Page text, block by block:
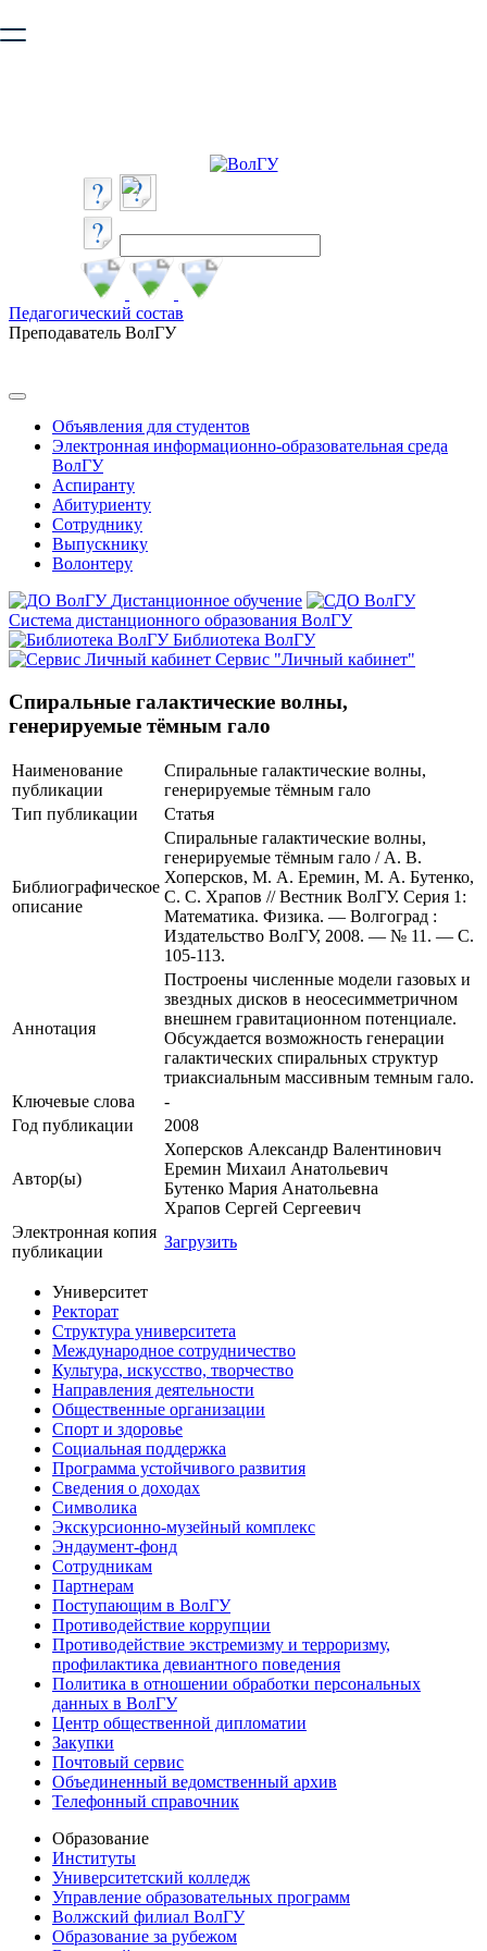
безопасную работу с сайтом. Пожалуйста
Педагогический состав
Преподаватель ВолГУ
Объявления для студентов
Электронная информационно-образовательная среда
ВолГУ
Аспиранту
Абитуриенту
Сотруднику
Выпускнику
Волонтеру
Дистанционное обучение
Система дистанционного образования ВолГУ
Библиотека ВолГУ
Сервис "Личный кабинет"
Спиральные галактические волны,
генерируемые тёмным гало
Наименование
публикации
Спиральные галактические волны,
генерируемые тёмным гало
Тип публикации
Статья
Библиографическое
описание
Спиральные галактические волны,
генерируемые тёмным гало / А. В.
Хоперсков, М. А. Еремин, М. А. Бутенко,
С. С. Храпов // Вестник ВолГУ. Серия 1:
Математика. Физика. — Волгоград :
Издательство ВолГУ, 2008. — № 11. — С.
105-113.
Аннотация
Построены численные модели газовых и
звездных дисков в неосесимметричном
внешнем гравитационном потенциале.
Обсуждается возможность генерации
галактических спиральных структур
триаксиальным массивным темным гало.
Ключевые cлова
-
Год публикации
2008
Автор(ы)
Хоперсков Александр Валентинович
Еремин Михаил Анатольевич
Бутенко Мария Анатольевна
Храпов Сергей Сергеевич
Электронная копия
публикации
Загрузить
Университет
Ректорат
Структура университета
Международное сотрудничество
Культура, искусство, творчество
Направления деятельности
Общественные организации
Спорт и здоровье
Социальная поддержка
Программа устойчивого развития
Сведения о доходах
Символика
Экскурсионно-музейный комплекс
Эндаумент-фонд
Сотрудникам
Партнерам
Поступающим в ВолГУ
Противодействие коррупции
Противодействие экстремизму и терроризму,
профилактика девиантного поведения
Политика в отношении обработки персональных
данных в ВолГУ
Центр общественной дипломатии
Закупки
Почтовый сервис
Объединенный ведомственный архив
Телефонный справочник
Образование
Институты
Университетский колледж
Управление образовательных программ
Волжский филиал ВолГУ
Образование за рубежом